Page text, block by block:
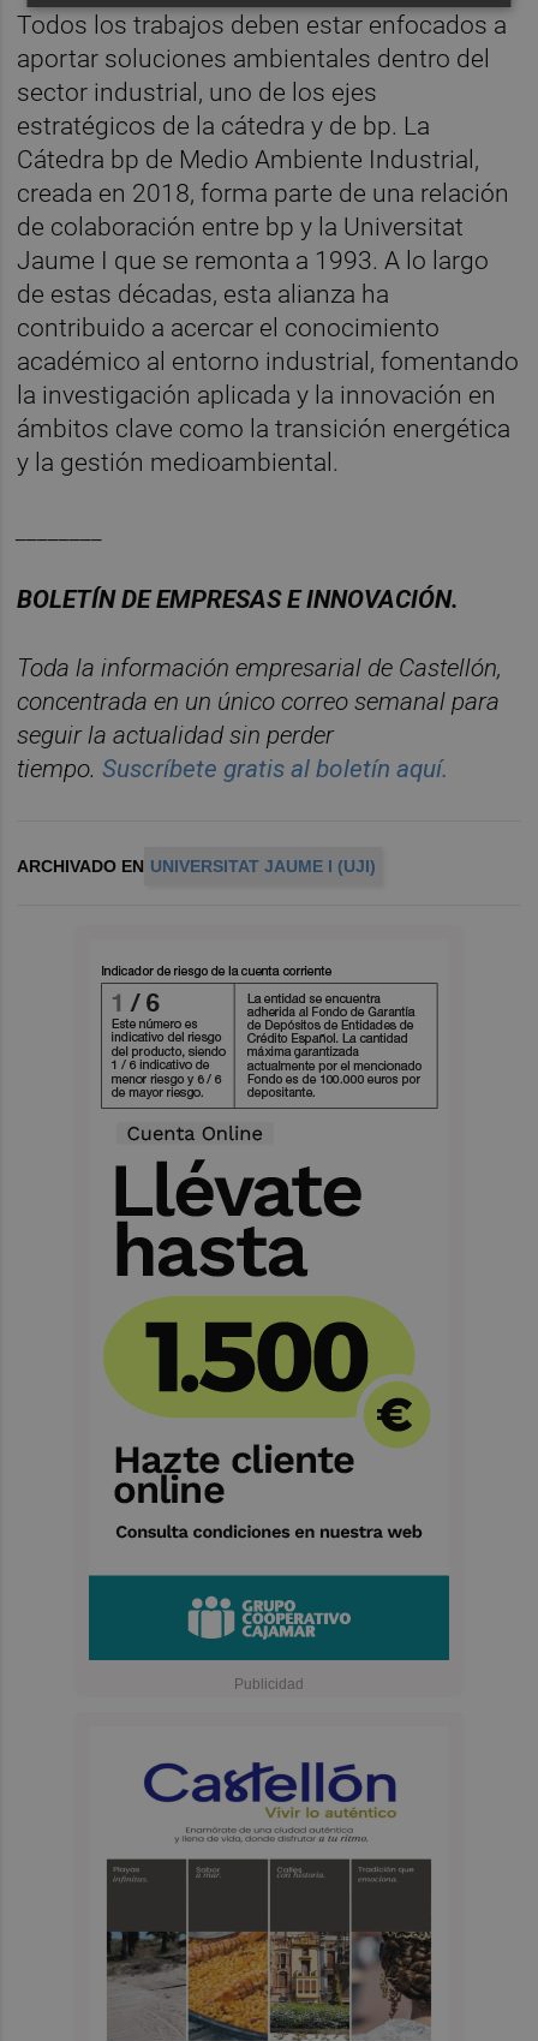
Todos los trabajos deben estar enfocados a
aportar soluciones ambientales dentro del
sector industrial, uno de los ejes
estratégicos de la cátedra y de bp. La
Cátedra bp de Medio Ambiente Industrial,
creada en 2018, forma parte de una relación
de colaboración entre bp y la Universitat
Jaume I que se remonta a 1993. A lo largo
de estas décadas, esta alianza ha
contribuido a acercar el conocimiento
académico al entorno industrial, fomentando
la investigación aplicada y la innovación en
ámbitos clave como la transición energética
y la gestión medioambiental.
BOLETÍN DE EMPRESAS E INNOVACIÓN.
Toda la información empresarial de Castellón,
concentrada en un único correo semanal para
seguir la actualidad sin perder
tiempo.Suscríbete gratis alboletín aquí.
ARCHIVADO EN UNIVERSITAT JAUME I (UJI)